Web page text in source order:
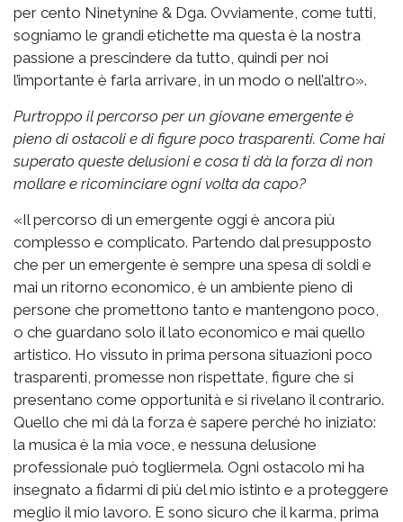
per cento Ninetynine & Dga. Ovviamente, come tutti,
sogniamo le grandi etichette ma questa è la nostra
passione a prescindere da tutto, quindi per noi
l’importante è farla arrivare, in un modo o nell’altro».
Purtroppo il percorso per un giovane emergente è
pieno di ostacoli e di figure poco trasparenti. Come hai
superato queste delusioni e cosa ti dà la forza di non
mollare e ricominciare ogni volta da capo?
«Il percorso di un emergente oggi è ancora più
complesso e complicato. Partendo dal presupposto
che per un emergente è sempre una spesa di soldi e
mai un ritorno economico, è un ambiente pieno di
persone che promettono tanto e mantengono poco,
o che guardano solo il lato economico e mai quello
artistico. Ho vissuto in prima persona situazioni poco
trasparenti, promesse non rispettate, figure che si
presentano come opportunità e si rivelano il contrario.
Quello che mi dà la forza è sapere perché ho iniziato:
la musica è la mia voce, e nessuna delusione
professionale può togliermela. Ogni ostacolo mi ha
insegnato a fidarmi di più del mio istinto e a proteggere
meglio il mio lavoro. E sono sicuro che il karma, prima